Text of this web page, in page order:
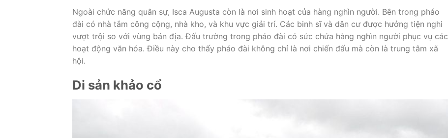
Ngoài chức năng quân sự, Isca Augusta còn là nơi sinh hoạt của hàng nghìn người. Bên trong pháo
đài có nhà tắm công cộng, nhà kho, và khu vực giải trí. Các binh sĩ và dân cư được hưởng tiện nghi
vượt trội so với vùng bản địa. Đấu trường trong pháo đài có sức chứa hàng nghìn người phục vụ các
hoạt động văn hóa. Điều này cho thấy pháo đài không chỉ là nơi chiến đấu mà còn là trung tâm xã
hội.
Di sản khảo cổ